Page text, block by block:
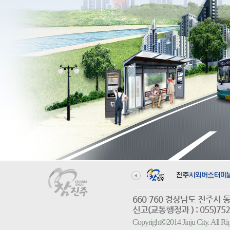
660-760 경상남도 진
신고(교통행정과 ) :
Copyright©2014 Jinju City. All